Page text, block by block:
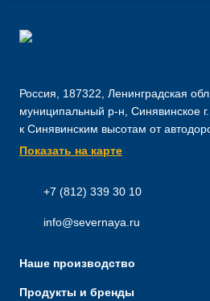
Россия, 187322, Ленинградская
муниципальный р-н, Синявинское
к Синявинским высотам от
Показать на карте
+7 (812) 339 30 10
info@severnaya.ru
Наше производство
Продукты и бренды